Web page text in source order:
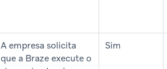
A empresa solicita
que a Braze execute o
Sim